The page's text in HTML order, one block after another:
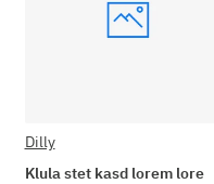
Dilly
Klula stet kasd lorem lore